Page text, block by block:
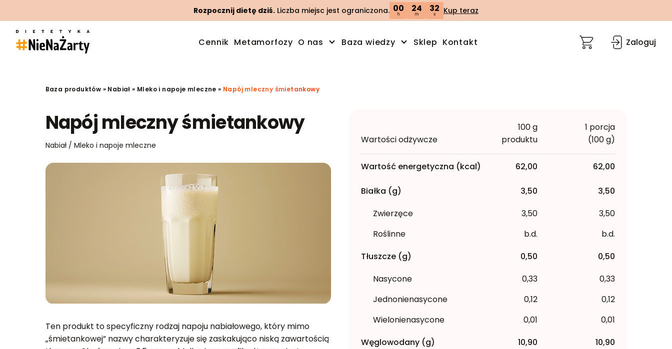
Rozpocznij dietę dziś. Liczba miejsc jest ograniczona. 00
h
24
m
31
s Kup teraz
Cennik Metamorfozy O nas Baza wiedzy Sklep Kontakt Zaloguj
Baza produktów » Nabiał » Mleko i napoje mleczne » Napój mleczny śmietankowy
Napój mleczny śmietankowy
Nabiał / Mleko i napoje mleczne
Ten produkt to specyficzny rodzaj napoju nabiałowego, który mimo
„śmietankowej” nazwy charakteryzuje się zaskakująco niską zawartością
Wartości odżywcze
100 g
produktu
1 porcja
(100 g)
Wartość energetyczna (kcal) 62,00 62,00
Białka (g) 3,50
3,50
Zwierzęce
3,50
3,50
Roślinne
b.d.
b.d.
Tłuszcze (g)
0,50
0,50
Nasycone
0,33
0,33
Jednonienasycone
0,12
0,12
Wielonienasycone
0,01
0,01
Węglowodany (g)
10,90
10,90